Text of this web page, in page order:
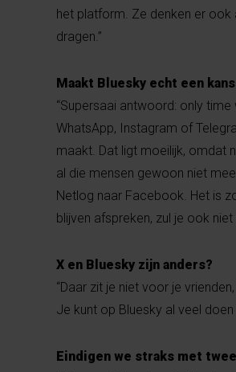
het platform. Ze denken er
dragen.”
Maakt Bluesky echt een
“Supersaai antwoord: only
WhatsApp, Instagram of
maakt. Dat ligt moeilijk, omdat
al die mensen gewoon niet
Netlog naar Facebook. Het is
blijven afspreken, zul je ook
X en Bluesky zijn anders?
“Daar zit je niet voor je
Je kunt op Bluesky al veel
Eindigen we straks met